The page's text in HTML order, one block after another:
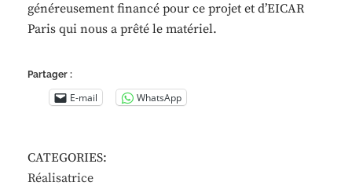
généreusement financé pour ce projet et d’EICAR
Paris qui nous a prêté le matériel.
Partager :
E-mail WhatsApp
CATEGORIES:
Réalisatrice